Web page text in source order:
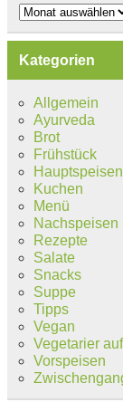
Archiv
Kategorien
Allgemein
Ayurveda
Brot
Frühstück
Hauptspeisen
Kuchen
Menü
Nachspeisen
Rezepte
Salate
Snacks
Suppe
Tipps
Vegan
Vegetarier
Vorspeisen